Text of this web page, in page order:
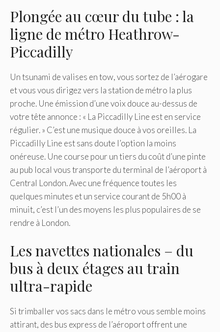
Plongée au cœur du tube : la
ligne de métro Heathrow-
Piccadilly
Un tsunami de valises en tow, vous sortez de l’aérogare
et vous vous dirigez vers la station de métro la plus
proche. Une émission d’une voix douce au-dessus de
votre tête annonce : « La Piccadilly Line est en service
régulier. » C’est une musique douce à vos oreilles. La
Piccadilly Line est sans doute l’option la moins
onéreuse. Une course pour un tiers du coût d’une pinte
au pub local vous transporte du terminal de l’aéroport à
Central London. Avec une fréquence toutes les
quelques minutes et un service courant de 5h00 à
minuit, c’est l’un des moyens les plus populaires de se
rendre à London.
Les navettes nationales – du
bus à deux étages au train
ultra-rapide
Si trimballer vos sacs dans le métro vous semble moins
attirant, des bus express de l’aéroport offrent une